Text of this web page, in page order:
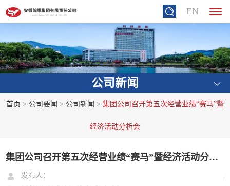
EN
公司新闻
首页 > 公司要闻 > 公司新闻 > 集团公司召开第五次经营业绩“赛马”暨
经济活动分析会
集团公司召开第五次经营业绩“赛马”暨经济活动分析会
发布人：